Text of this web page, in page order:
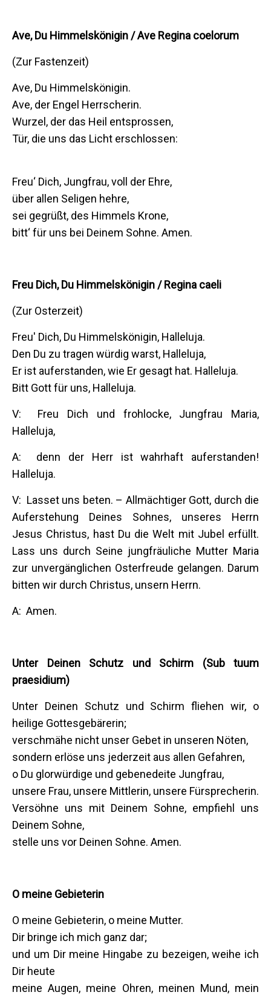
Ave, Du Himmelskönigin / Ave Regina coelorum
(Zur Fastenzeit)
Ave, Du Himmelskönigin.
Ave, der Engel Herrscherin.
Wurzel, der das Heil entsprossen,
Tür, die uns das Licht erschlossen:
Freu‘ Dich, Jungfrau, voll der Ehre,
über allen Seligen hehre,
sei gegrüßt, des Himmels Krone,
bitt‘ für uns bei Deinem Sohne. Amen.
Freu Dich, Du Himmelskönigin / Regina caeli
(Zur Osterzeit)
Freu' Dich, Du Himmelskönigin, Halleluja.
Den Du zu tragen würdig warst, Halleluja,
Er ist auferstanden, wie Er gesagt hat. Halleluja.
Bitt Gott für uns, Halleluja.
V: Freu Dich und frohlocke, Jungfrau Maria,
Halleluja,
A: denn der Herr ist wahrhaft auferstanden!
Halleluja.
V: Lasset uns beten. – Allmächtiger Gott, durch die
Auferstehung Deines Sohnes, unseres Herrn
Jesus Christus, hast Du die Welt mit Jubel erfüllt.
Lass uns durch Seine jungfräuliche Mutter Maria
zur unvergänglichen Osterfreude gelangen. Darum
bitten wir durch Christus, unsern Herrn.
A: Amen.
Unter Deinen Schutz und Schirm (Sub tuum
praesidium)
Unter Deinen Schutz und Schirm fliehen wir, o
heilige Gottesgebärerin;
verschmähe nicht unser Gebet in unseren Nöten,
sondern erlöse uns jederzeit aus allen Gefahren,
o Du glorwürdige und gebenedeite Jungfrau,
unsere Frau, unsere Mittlerin, unsere Fürsprecherin.
Versöhne uns mit Deinem Sohne, empfiehl uns
Deinem Sohne,
stelle uns vor Deinen Sohne. Amen.
O meine Gebieterin
O meine Gebieterin, o meine Mutter.
Dir bringe ich mich ganz dar;
und um Dir meine Hingabe zu bezeigen, weihe ich
Dir heute
meine Augen, meine Ohren, meinen Mund, mein